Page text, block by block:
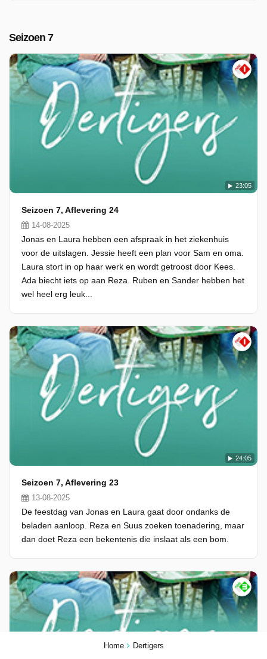
Home Dertigers
Seizoen 7
23:05
Seizoen 7, Aflevering 24
14-08-2025
Jonas en Laura hebben een afspraak in het ziekenhuis
voor de uitslagen. Jessie heeft een plan voor Sam en oma.
Laura stort in op haar werk en wordt getroost door Kees.
Ada biecht iets op aan Reza. Ruben en Sander hebben het
wel heel erg leuk...
24:05
Seizoen 7, Aflevering 23
13-08-2025
De feestdag van Jonas en Laura gaat door ondanks de
beladen aanloop. Reza en Suus zoeken toenadering, maar
dan doet Reza een bekentenis die inslaat als een bom.